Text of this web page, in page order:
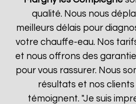
qualité. Nous nous
meilleurs délais pour
votre chauffe-eau. Nos
et nous offrons des
pour vous rassurer. Nous
résultats et nos
témoignent. "Je suis